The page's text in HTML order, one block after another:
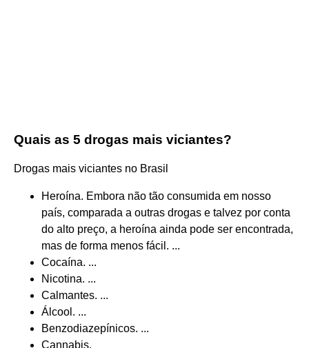
Quais as 5 drogas mais viciantes?
Drogas mais viciantes no Brasil
Heroína. Embora não tão consumida em nosso
país, comparada a outras drogas e talvez por conta
do alto preço, a heroína ainda pode ser encontrada,
mas de forma menos fácil. ...
Cocaína. ...
Nicotina. ...
Calmantes. ...
Álcool. ...
Benzodiazepínicos. ...
Cannabis.